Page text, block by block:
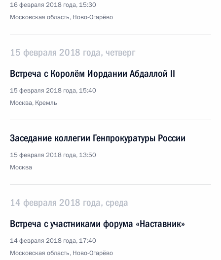
16 февраля 2018 года, 15:30
Московская область, Ново-Огарёво
15 февраля 2018 года, четверг
Встреча с Королём Иордании Абдаллой II
15 февраля 2018 года, 15:40
Москва, Кремль
Заседание коллегии Генпрокуратуры России
15 февраля 2018 года, 13:50
Москва
14 февраля 2018 года, среда
Встреча с участниками форума «Наставник»
14 февраля 2018 года, 17:40
Московская область, Ново-Огарёво